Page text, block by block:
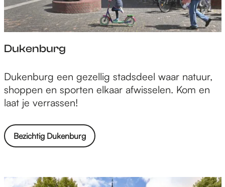
Dukenburg
D
u
k
n
b
g
Dukenburg een gezellig stadsdeel waar natuur,
shoppen en sporten elkaar afwisselen. Kom en
laat je verrassen!
Bezichtig Dukenburg